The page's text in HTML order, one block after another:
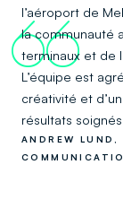
l’aéroport de
la communauté
terminaux et de
L’équipe est
créativité et
résultats
66
ANDREW